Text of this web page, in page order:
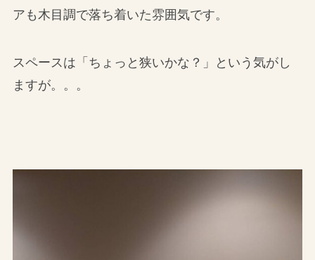
アも木目調で落ち着いた雰囲気です。
スペースは「ちょっと狭いかな？」という気がし
ますが。。。